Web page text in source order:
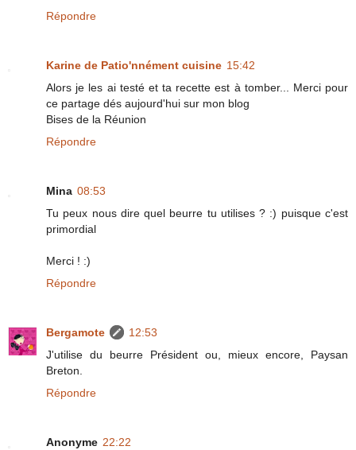
Répondre
Karine de Patio'nnément cuisine 15:42
Alors je les ai testé et ta recette est à tomber... Merci pour
ce partage dés aujourd'hui sur mon blog
Bises de la Réunion
Répondre
Mina 08:53
Tu peux nous dire quel beurre tu utilises ? :) puisque c'est
primordial
Merci ! :)
Répondre
Bergamote
12:53
J'utilise du beurre Président ou, mieux encore, Paysan
Breton.
Répondre
Anonyme 22:22